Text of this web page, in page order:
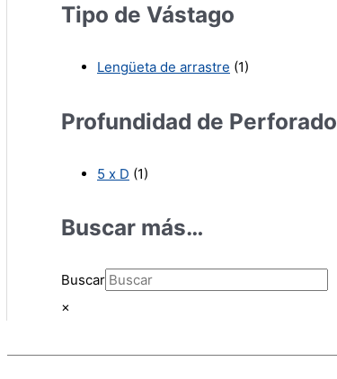
Tipo de Vástago
Lengüeta de arrastre (1)
Profundidad de Perforado
5 x D (1)
Buscar más…
Buscar
×